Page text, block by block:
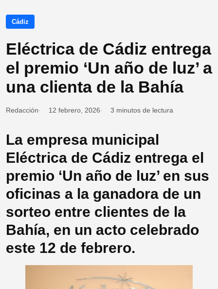
Cádiz
Eléctrica de Cádiz entrega
el premio ‘Un año de luz’ a
una clienta de la Bahía
Redacción 12 febrero, 2026 3 minutos de lectura
La empresa municipal
Eléctrica de Cádiz entrega el
premio ‘Un año de luz’ en sus
oficinas a la ganadora de un
sorteo entre clientes de la
Bahía, en un acto celebrado
este 12 de febrero.